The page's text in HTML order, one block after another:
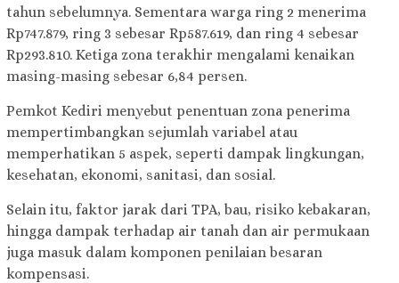
tahun sebelumnya. Sementara warga ring 2 menerima
Rp747.879, ring 3 sebesar Rp587.619, dan ring 4 sebesar
Rp293.810. Ketiga zona terakhir mengalami kenaikan
masing-masing sebesar 6,84 persen.
Pemkot Kediri menyebut penentuan zona penerima
mempertimbangkan sejumlah variabel atau
memperhatikan 5 aspek, seperti dampak lingkungan,
kesehatan, ekonomi, sanitasi, dan sosial.
Selain itu, faktor jarak dari TPA, bau, risiko kebakaran,
hingga dampak terhadap air tanah dan air permukaan
juga masuk dalam komponen penilaian besaran
kompensasi.